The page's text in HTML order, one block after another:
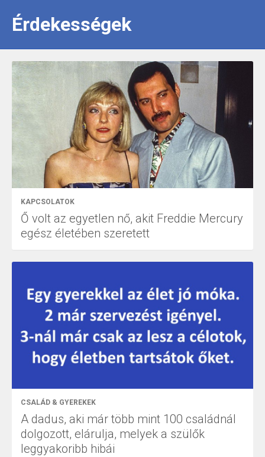
Érdekességek
KAPCSOLATOK
Ő volt az egyetlen nő, akit Freddie Mercury
egész életében szeretett
CSALÁD & GYEREKEK
A dadus, aki már több mint 100 családnál
dolgozott, elárulja, melyek a szülők
leggyakoribb hibái